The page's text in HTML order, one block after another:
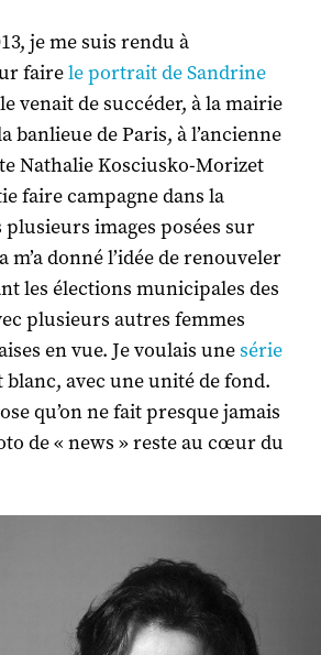
je me suis rendu à
fairele portrait de Sandrine
venait de succéder, à la mairie
banlieue de Paris, à l’ancienne
Nathalie Kosciusko-Morizet
faire campagne dans la
plusieurs images posées sur
m’a donné l’idée de renouveler
les élections municipales des
plusieurs autres femmes
en vue. Je voulais unesérie
blanc, avec une unité de fond.
qu’on ne fait presque jamais
de « news » reste au cœur du